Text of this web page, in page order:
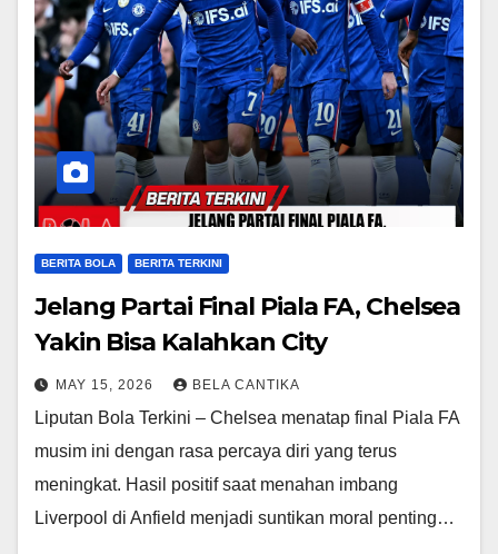
BERITA BOLA BERITA TERKINI
Jelang Partai Final Piala FA, Chelsea
Yakin Bisa Kalahkan City
MAY 15, 2026 BELA CANTIKA
Liputan Bola Terkini – Chelsea menatap final Piala FA
musim ini dengan rasa percaya diri yang terus
meningkat. Hasil positif saat menahan imbang
Liverpool di Anfield menjadi suntikan moral penting…